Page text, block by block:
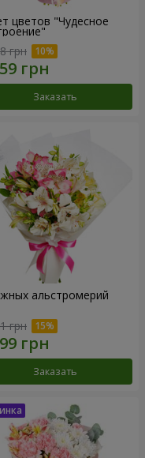
цветов "Чудесное
грн
Заказать
альстромерий
грн
Заказать